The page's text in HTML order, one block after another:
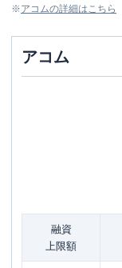
※アコムの詳細はこちら
アコム
融資
上限額